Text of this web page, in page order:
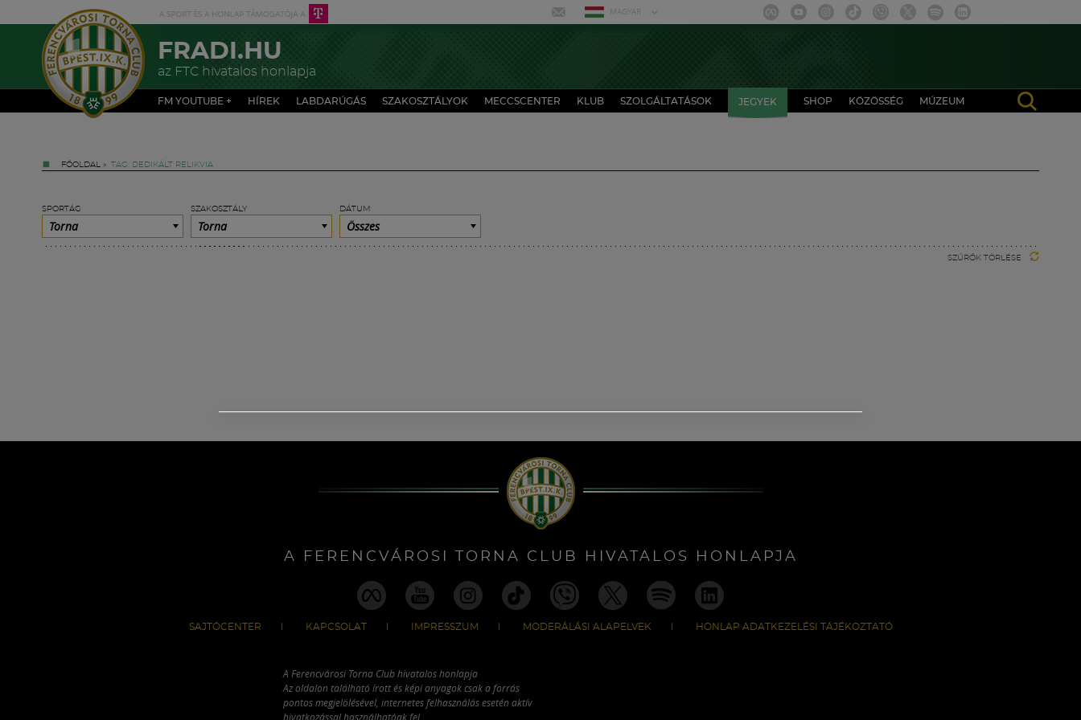
MAGYAR
FRADI.HU
az FTC hivatalos honlapja
FM YOUTUBE + HÍREK LABDARÚGÁS SZAKOSZTÁLYOK MECCSCENTER KLUB SZOLGÁLTATÁSOK JEGYEK SHOP KÖZÖSSÉG MÚZEUM
FŐOLDAL » TAG: DEDIKÁLT RELIKVIA
SPORTÁG
Torna
SZAKOSZTÁLY
Torna
DÁTUM
Összes
SZŰRŐK TÖRLÉSE
A FERENCVÁROSI TORNA CLUB HIVATALOS HONLAPJA
SAJTÓCENTER KAPCSOLAT IMPRESSZUM MODERÁLÁSI ALAPELVEK HONLAP ADATKEZELÉSI TÁJÉKOZTATÓ
A Ferencvárosi Torna Club hivatalos honlapja
Az oldalon található írott és képi anyagok csak a forrás
pontos megjelölésével, internetes felhasználás esetén aktív
hivatkozással használhatóak fel.